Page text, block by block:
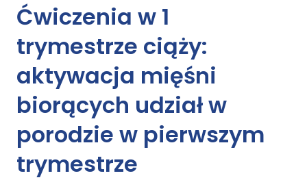
Ćwiczenia w 1
trymestrze ciąży:
aktywacja mięśni
biorących udział w
porodzie w pierwszym
trymestrze